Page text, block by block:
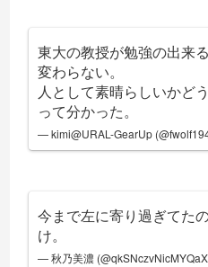
東大の教授が勉強の出来
変わらない。
人として素晴らしいかど
って分かった。
— kimi@URAL-GearUp
今まで左に寄り過ぎてた
け。
— 秋乃美濃